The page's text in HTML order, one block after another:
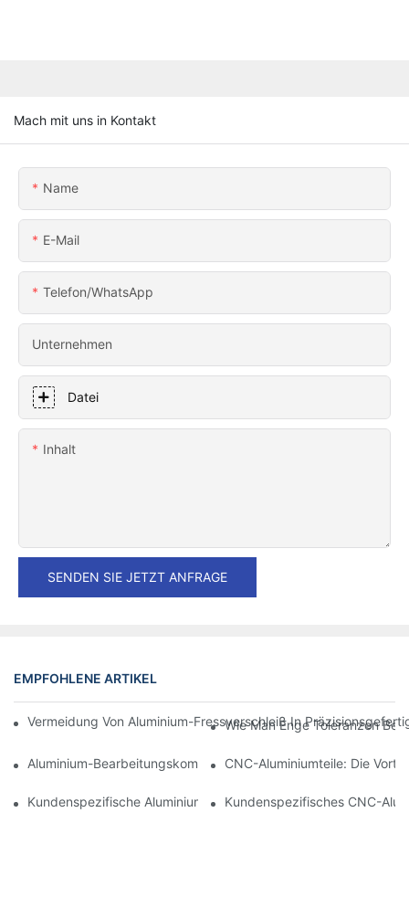
Mach mit uns in Kontakt
Name
E-Mail
Telefon/WhatsApp
Unternehmen
Datei
Inhalt
SENDEN SIE JETZT ANFRAGE
EMPFOHLENE ARTIKEL
Vermeidung Von Aluminium-Fressverschleiß In
Wie Man Enge Toleranzen
Aluminium-Bearbeitungskomponenten: Anpassung Für
CNC-Aluminiumteile: Die
Kundenspezifische Aluminiumbearbeitung: Entdecken Sie Die
Kundenspezifisches CNC-